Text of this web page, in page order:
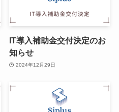
IT導入補助金交付決定のお
知らせ
2024年12月29日